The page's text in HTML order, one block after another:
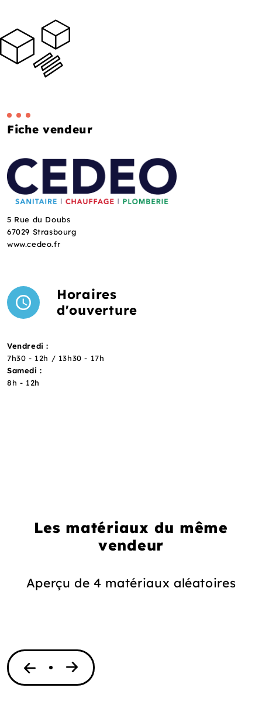
Fiche vendeur
5 Rue du Doubs
67029 Strasbourg
www.cedeo.fr
Horaires
d'ouverture
Vendredi :
7h30 - 12h / 13h30 - 17h
Samedi :
8h - 12h
Les matériaux du même
vendeur
Aperçu de 4 matériaux aléatoires